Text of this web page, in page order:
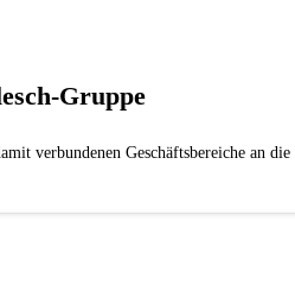
Gruppe
verbundenen Geschäftsbereiche an